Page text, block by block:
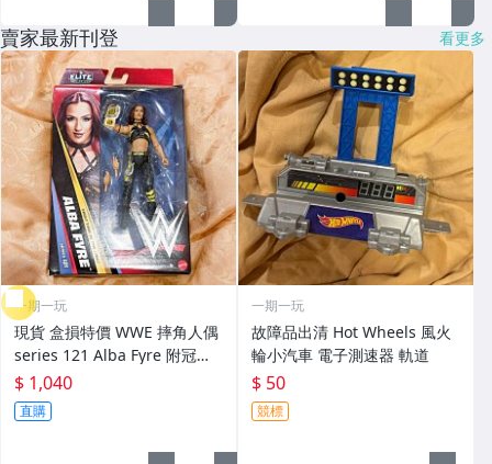
賣家最新刊登 看更多
一期一玩
現貨 盒損特價 WWE 摔角人偶
series 121 Alba Fyre 附冠軍
腰帶 可動人偶
$ 1,040
直購
一期一玩
故障品出清 Hot Wheels 風火
輪小汽車 電子測速器 軌道
$ 50
競標